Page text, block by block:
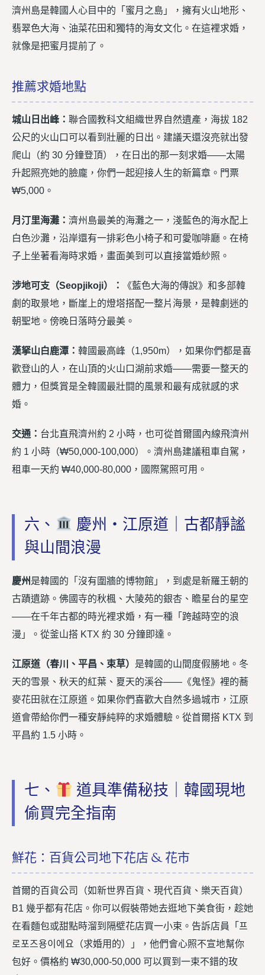
濟州島是韓國人心目中的「蜜月之島」，擁有火山地形、
翡翠色大海、油菜花田和獨特的海女文化。在這裡求婚，
就像是把蜜月提前了。
推薦求婚地點
城山日出峰： 聯合國教科文組織世界自然遺產，海拔 182
公尺的火山口可以看到壯麗的日出。建議天還沒亮就出發
爬山（約 30 分鐘登頂），在日出的那一刻求婚——太陽
升起照亮她的臉龐，你們一起迎接人生的新篇章。門票
₩5,000。
月汀里海灘： 濟州島最美的海灘之一，淺藍色的海水配上
白色沙灘，沿岸還有一排彩色小椅子和可愛咖啡廳。在椅
子上坐著看海時求婚，畫面美到可以直接當婚紗照。
涉地可支（Seopjikoji）：
《藍色大海的傳說》和多部韓
劇的取景地，斷崖上的燈塔搭配一整片海景，是韓劇迷的
朝聖地。傍晚日落時分最美。
漢拏山白鹿潭： 韓國最高峰（1,950m），如果你們都是喜
歡登山的人，在山頂的火山口湖前求婚——需要一整天的
體力，但獎賞是全韓國最壯闘的風景和最有成就感的求
婚。
交通： 台北直飛濟州約 2 小時，也可從首爾國內線飛濟州
約 1 小時（₩50,000-100,000）。濟州島建議租車自駕，
租車一天約 ₩40,000-80,000，國際駕照可用。
六、
慶州・江原道｜古都靜謐
與山間浪漫
慶州是韓國的「沒有圍牆的博物館」，到處是新羅王朝的
古蹟遺跡。佛國寺的秋楓、大陵苑的銀杏、瞻星台的星空
——在千年古都的時光裡求婚，有一種「跨越時空的浪
漫」。從釜山搭 KTX 約 30 分鐘即達。
江原道（春川、平昌、束草） 是韓國的山間度假勝地。冬
天的雪景、秋天的紅葉、夏天的溪谷——《鬼怪》裡的蕎
麥花田就在江原道。如果你們喜歡大自然多過城市，江原
道會帶給你們一種安靜純粹的求婚體驗。從首爾搭 KTX 到
平昌約 1.5 小時。
七、
道具準備秘技｜韓國現地
偷買完全指南
鮮花：百貨公司地下花店 & 花市
首爾的百貨公司（如新世界百貨、現代百貨、樂天百貨）
B1 幾乎都有花店。你可以假裝帶她去逛地下美食街，趁她
在看麵包或甜點時溜到隔壁花店買一小束。告訴店員「프
로포즈용이에요（求婚用的）」，他們會心照不宣地幫你
包好。價格約 ₩30,000-50,000 可以買到一束不錯的玫